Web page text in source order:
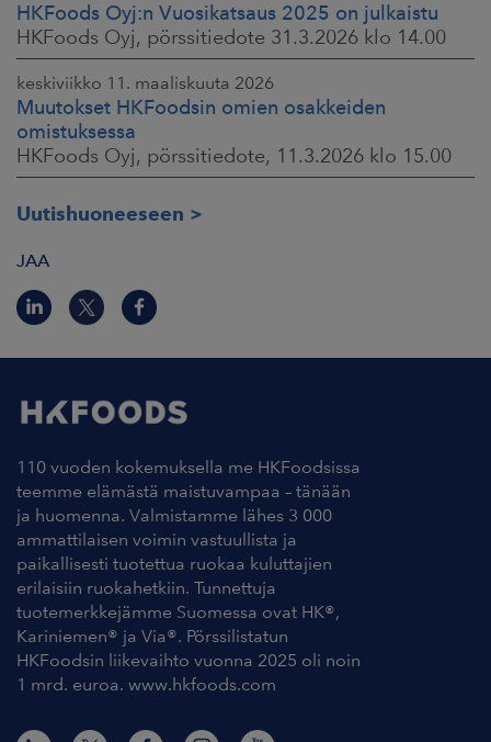
HKFoods Oyj:n Vuosikatsaus 2025 on julkaistu
HKFoods Oyj, pörssitiedote 31.3.2026 klo 14.00
keskiviikko 11. maaliskuuta 2026
Muutokset HKFoodsin omien osakkeiden
omistuksessa
HKFoods Oyj, pörssitiedote, 11.3.2026 klo 15.00
Uutishuoneeseen
JAA
110 vuoden kokemuksella me HKFoodsissa
teemme elämästä maistuvampaa – tänään
ja huomenna. Valmistamme lähes 3 000
ammattilaisen voimin vastuullista ja
paikallisesti tuotettua ruokaa kuluttajien
erilaisiin ruokahetkiin. Tunnettuja
tuotemerkkejämme Suomessa ovat HK®,
Kariniemen® ja Via®. Pörssilistatun
HKFoodsin liikevaihto vuonna 2025 oli noin
1 mrd. euroa. www.hkfoods.com